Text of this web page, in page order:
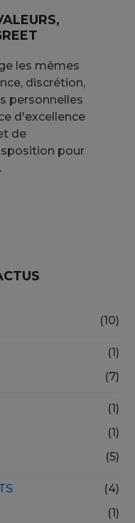
les mêmes
discrétion,
personnelles
d'excellence
de
pour
(10)
(1)
(7)
(1)
(1)
(5)
(4)
(1)